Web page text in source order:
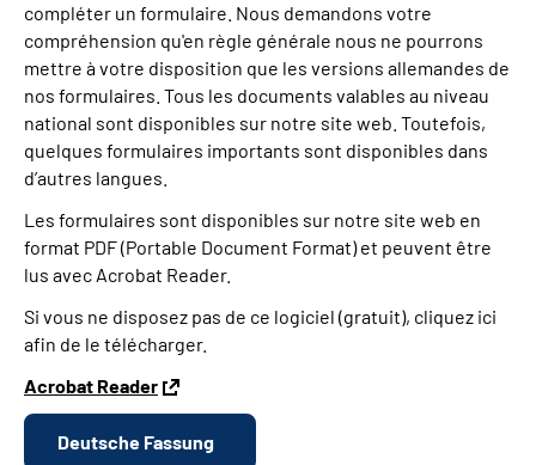
compléter un formulaire. Nous demandons votre
compréhension qu'en règle générale nous ne pourrons
mettre à votre disposition que les versions allemandes de
nos formulaires. Tous les documents valables au niveau
national sont disponibles sur notre site web. Toutefois,
quelques formulaires importants sont disponibles dans
d’autres langues.
Les formulaires sont disponibles sur notre site web en
format PDF (Portable Document Format) et peuvent être
lus avec Acrobat Reader.
Si vous ne disposez pas de ce logiciel (gratuit), cliquez ici
afin de le télécharger.
Acrobat Reader
Deutsche Fassung